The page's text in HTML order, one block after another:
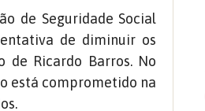
de Seguridade Social
de diminuir os
de Ricardo Barros. No
está comprometido na